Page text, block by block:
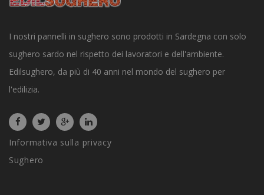
I nostri pannelli in sughero sono prodotti in Sardegna con solo
sughero sardo nel rispetto dei lavoratori e dell'ambiente.
Edilsughero, da più di 40 anni nel mondo del sughero per
l'edilizia.
Informativa sulla privacy
Sughero